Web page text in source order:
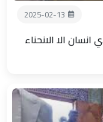
2025-02-13
الا الانحناء